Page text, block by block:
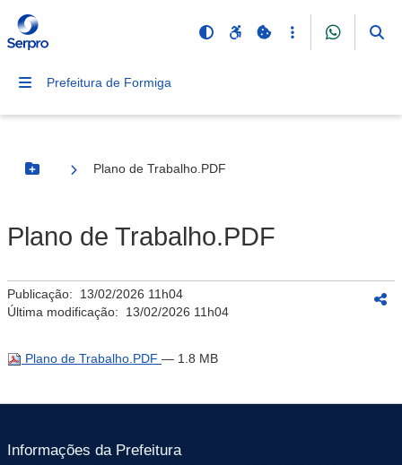
Prefeitura de Formiga
Botão Menu
Plano de Trabalho.PDF
Plano de Trabalho.PDF
Publicação: 13/02/2026 11h04
Última modificação: 13/02/2026 11h04
Plano de Trabalho.PDF — 1.8 MB
Informações da Prefeitura